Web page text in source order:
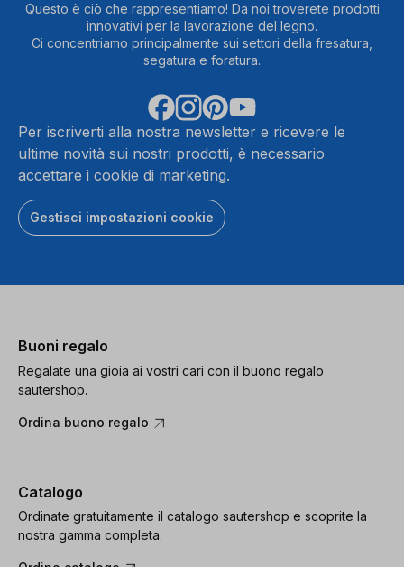
Questo è ciò che rappresentiamo! Da noi troverete prodotti
innovativi per la lavorazione del legno.
Ci concentriamo principalmente sui settori della fresatura,
segatura e foratura.
Per iscriverti alla nostra newsletter e ricevere le
ultime novità sui nostri prodotti, è necessario
accettare i cookie di marketing.
Gestisci impostazioni cookie
Buoni regalo
Regalate una gioia ai vostri cari con il buono regalo
sautershop.
Ordina buono regalo
Catalogo
Ordinate gratuitamente il catalogo sautershop e scoprite la
nostra gamma completa.